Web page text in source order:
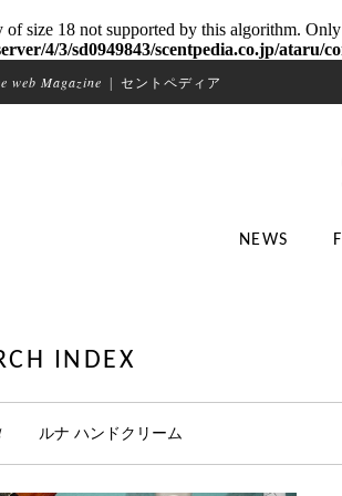
size 18 not supported by this algorithm.
4/3/sd0949843/scentpedia.co.jp/ataru/
web Magazine セントペディア
NEWS
INDEX
ルナ ハンドクリーム